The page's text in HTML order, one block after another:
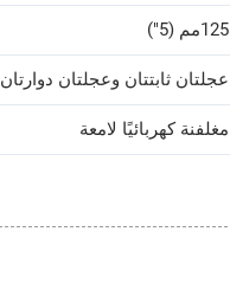
125مم (5")
عجلتان ثابتتان وعجلتان دوارتان
مغلفنة كهربائيًا لامعة